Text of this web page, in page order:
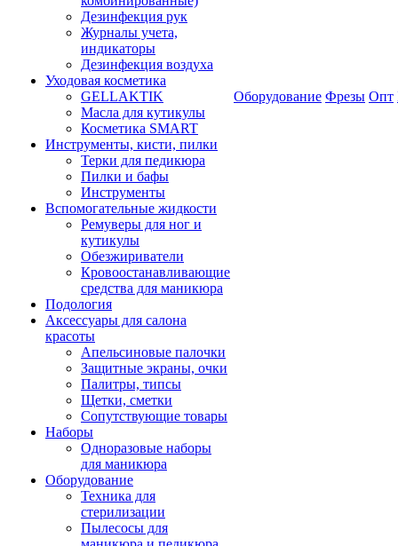
Дезинфекция рук
Журналы учета,
индикаторы
Дезинфекция воздуха
Уходовая косметика
GELLAKTIK
Масла для кутикулы
Косметика SMART
Инструменты, кисти, пилки
Терки для педикюра
Пилки и бафы
Инструменты
Вспомогательные жидкости
Ремуверы для ног и
кутикулы
Обезжириватели
Кровоостанавливающие
средства для маникюра
Подология
Аксессуары для салона
красоты
Апельсиновые палочки
Защитные экраны, очки
Палитры, типсы
Щетки, сметки
Сопутствующие товары
Наборы
Одноразовые наборы
для маникюра
Оборудование
Техника для
стерилизации
Пылесосы для
Оборудование Фрезы Опт